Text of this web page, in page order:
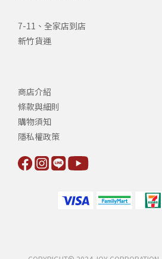
7-11、全家店到店
新竹貨運
商店介紹
條款與細則
購物須知
隱私權政策